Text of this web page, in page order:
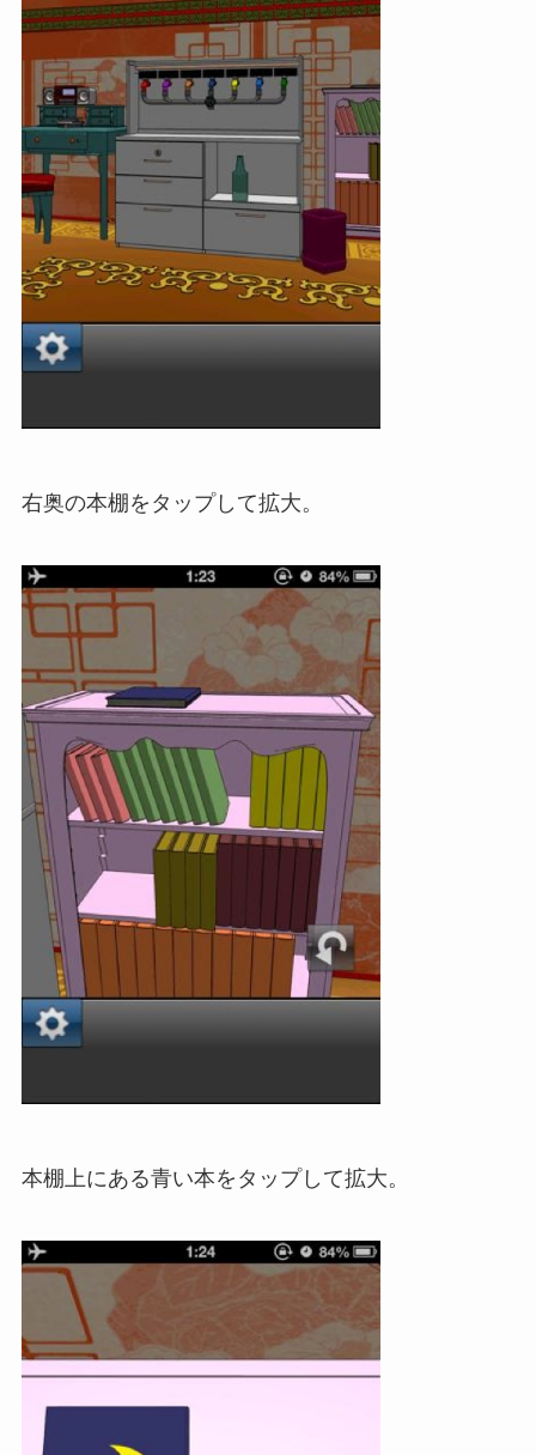
右奥の本棚をタップして拡大。
本棚上にある青い本をタップして拡大。